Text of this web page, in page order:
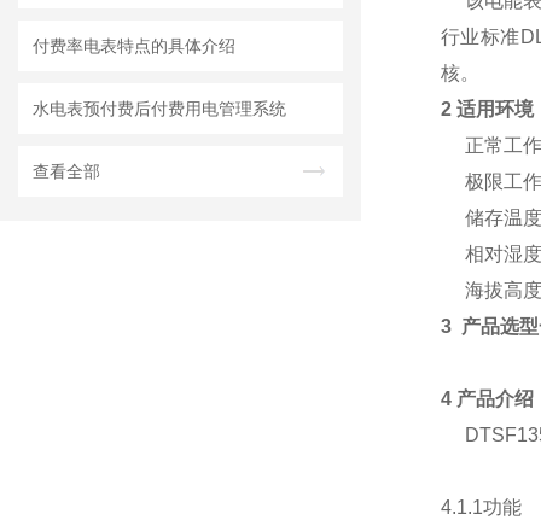
付费率电表特点的具体介绍
水电表预付费后付费用电管理系统
查看全部
行业标准
核。
2 适用环境
正常工
极限工
储存温
相对湿度
海拔高度
3 产品选型
4 产品介绍
4.1.1功能